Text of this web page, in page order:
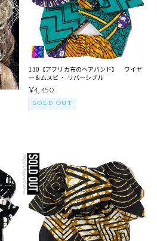
130【アフリカ布のヘアバンド】 ワイヤ
ー＆ムスビ ・ リバーシブル
¥4,450
SOLD OUT